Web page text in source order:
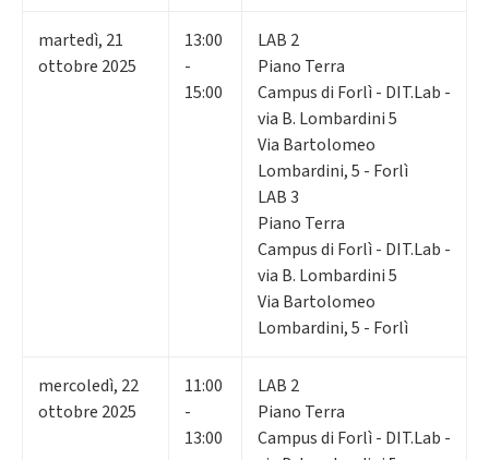
martedì, 21
ottobre 2025
13:00
-
15:00
LAB 2
Piano Terra
Campus di Forlì - DIT.Lab -
via B. Lombardini 5
Via Bartolomeo
Lombardini, 5 - Forlì
LAB 3
Piano Terra
Campus di Forlì - DIT.Lab -
via B. Lombardini 5
Via Bartolomeo
Lombardini, 5 - Forlì
mercoledì, 22
ottobre 2025
11:00
-
13:00
LAB 2
Piano Terra
Campus di Forlì - DIT.Lab -